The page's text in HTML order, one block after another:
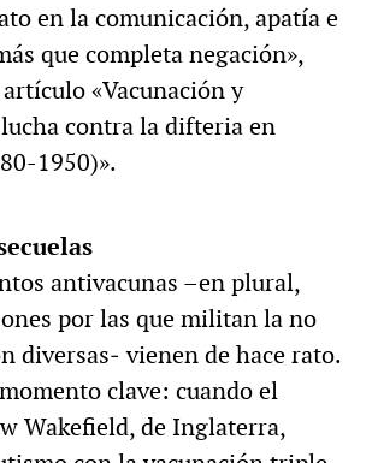
en la comunicación, apatía e
que completa negación»,
«Vacunación y
contra la difteria en
1950)».
antivacunas –en plural,
por las que militan la no
diversas‒ vienen de hace rato.
clave: cuando el
Wakefield, de Inglaterra,